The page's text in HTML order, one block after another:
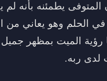
يطمئنه بأنه لم
في الحلم وهو يعاني
أما رؤية الميت بمظهر
لدى ربه.